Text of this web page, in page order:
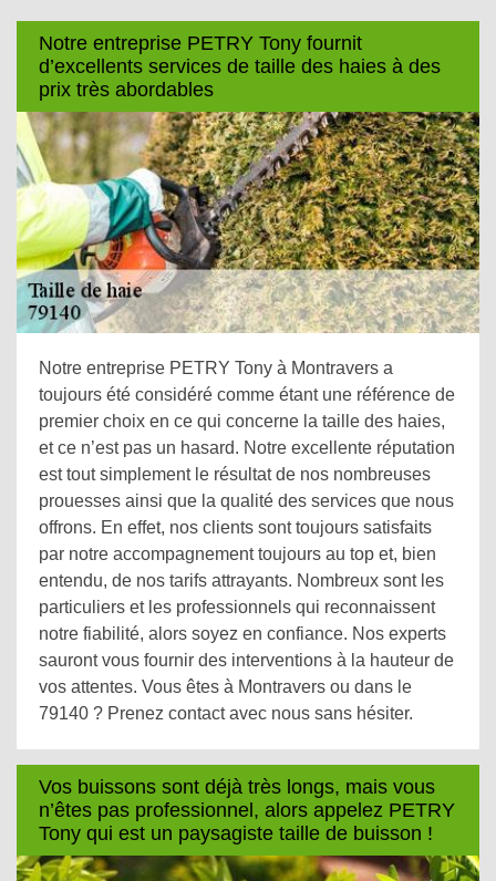
Notre entreprise PETRY Tony fournit
d’excellents services de taille des haies à des
prix très abordables
Notre entreprise PETRY Tony à Montravers a
toujours été considéré comme étant une référence de
premier choix en ce qui concerne la taille des haies,
et ce n’est pas un hasard. Notre excellente réputation
est tout simplement le résultat de nos nombreuses
prouesses ainsi que la qualité des services que nous
offrons. En effet, nos clients sont toujours satisfaits
par notre accompagnement toujours au top et, bien
entendu, de nos tarifs attrayants. Nombreux sont les
particuliers et les professionnels qui reconnaissent
notre fiabilité, alors soyez en confiance. Nos experts
sauront vous fournir des interventions à la hauteur de
vos attentes. Vous êtes à Montravers ou dans le
79140 ? Prenez contact avec nous sans hésiter.
Vos buissons sont déjà très longs, mais vous
n’êtes pas professionnel, alors appelez PETRY
Tony qui est un paysagiste taille de buisson !